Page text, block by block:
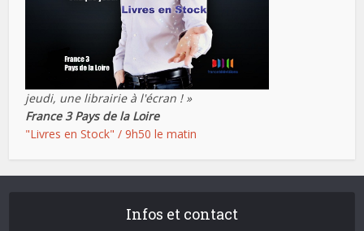
jeudi, une librairie à l'écran ! »
France 3 Pays de la Loire
"Livres en Stock" / 9h50 le matin
Infos et contact